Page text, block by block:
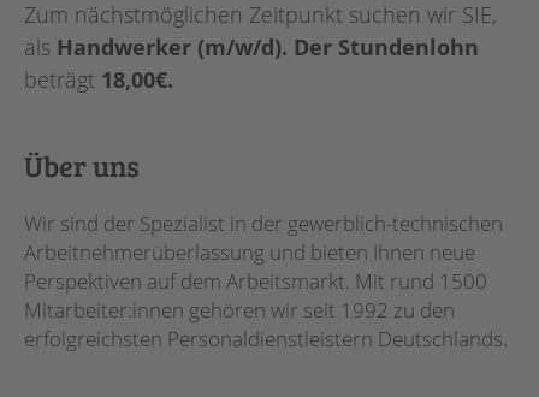
Zum nächstmöglichen Zeitpunkt suchen wir SIE,
als Handwerker (m/w/d). Der Stundenlohn
beträgt 18,00€.
Über uns
Wir sind der Spezialist in der gewerblich-technischen
Arbeitnehmerüberlassung und bieten Ihnen neue
Perspektiven auf dem Arbeitsmarkt. Mit rund 1500
Mitarbeiter:innen gehören wir seit 1992 zu den
erfolgreichsten Personaldienstleistern Deutschlands.